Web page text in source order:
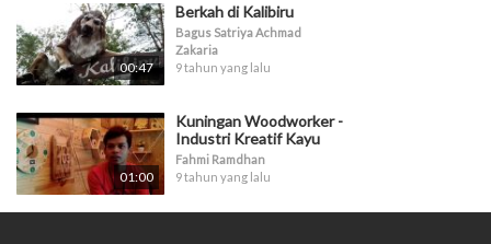
00:47
Berkah di Kalibiru
Bagus Satriya Achmad
Zakaria
9 tahun yang lalu
01:00
Kuningan Woodworker -
Industri Kreatif Kayu
Fahmi Ramdhan
9 tahun yang lalu